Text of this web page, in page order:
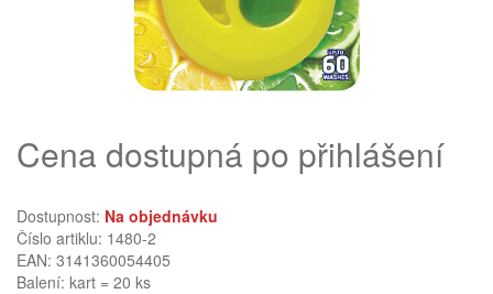
Cena dostupná po přihlášení
Dostupnost: Na objednávku
Číslo artiklu: 1480-2
EAN: 3141360054405
Balení: kart = 20 ks